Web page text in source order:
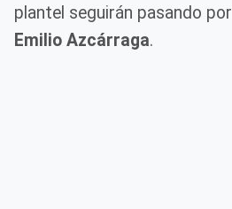
plantel seguirán pasando por
Emilio Azcárraga.